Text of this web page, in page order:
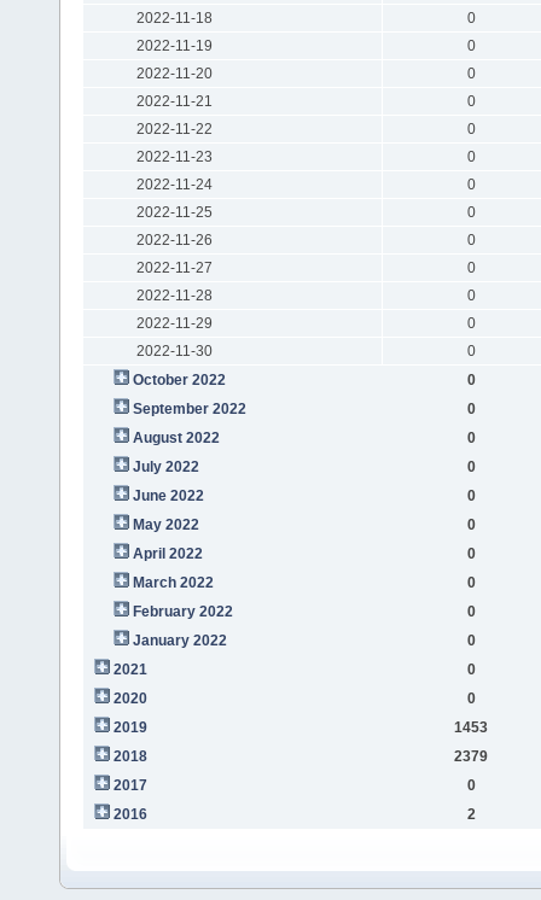
2022-11-18
0
2022-11-19
0
2022-11-20
0
2022-11-21
0
2022-11-22
0
2022-11-23
0
2022-11-24
0
2022-11-25
0
2022-11-26
0
2022-11-27
0
2022-11-28
0
2022-11-29
0
2022-11-30
0
October 2022
0
September 2022
0
August 2022
0
July 2022
0
June 2022
0
May 2022
0
April 2022
0
March 2022
0
February 2022
0
January 2022
0
2021
0
2020
0
2019
1453
2018
2379
2017
0
2016
2